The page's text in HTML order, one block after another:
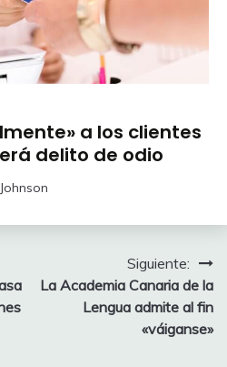
a los clientes
delito de odio
Siguiente:
La Academia Canaria de la
Lengua admite al fin
«váiganse»